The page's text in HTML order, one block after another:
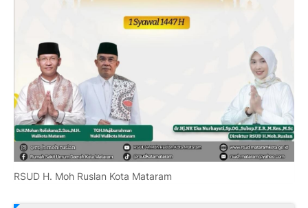
RSUD H. Moh Ruslan Kota Mataram